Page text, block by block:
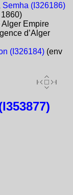
Semha (I326186)
Empire
d’Alger
(I326184)(env